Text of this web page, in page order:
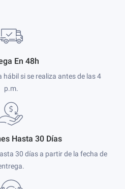
En 48h
hábil si se realiza antes de las 4
p.m.
Hasta 30 Días
30 días a partir de la fecha de